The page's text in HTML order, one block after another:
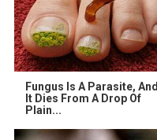
Fungus Is A Parasite, And
It Dies From A Drop Of
Plain...